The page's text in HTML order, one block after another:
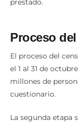
prestado.
Proceso
El proceso del
el 1 al 31 de
millones de
cuestionario.
La segunda etapa